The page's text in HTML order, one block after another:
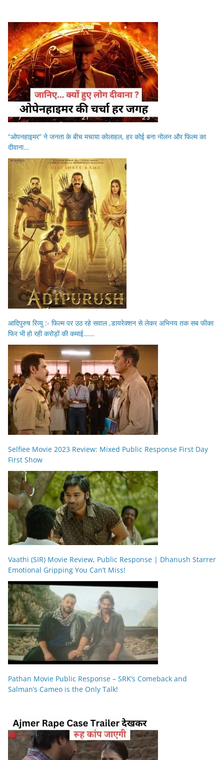
“ओपनहाइमर” ने जनता के बीच मचाया कोलाहल, हर कोई बना नोलन और फिल्म का
दीवाना…
आदिपुरुष रिव्यु :- फिल्म पर उठ रहे सवाल ,डायरेक्शन से लेकर अभिनय तक सब फीका
फिर भी हो रही करोड़ों की कमाई……
Selfiee Movie 2023 Review: Mixed Public Response First Day
First Show
Vaathi (SIR) Movie Review, Public Response | Dhanush Starrer
Emotional Gripping You Can’t Miss!
Pathan Movie Public Response – SRK’s Comeback and
Salman’s Cameo is the Only Talk!